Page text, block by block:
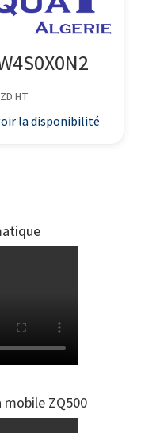
HT
la disponibilité
ZQ500